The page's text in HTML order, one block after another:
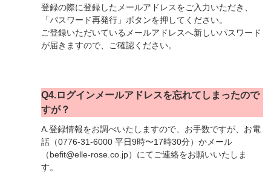
登録の際に登録したメールアドレスをご入力いただき、
「パスワード再発行」ボタンを押してください。
ご登録いただいているメールアドレスへ新しいパスワード
が届きますので、ご確認ください。
Q4.ログインメールアドレスを忘れてしまったので
すが？
A.登録情報をお調べいたしますので、お手数ですが、お電
話（0776-31-6000 平日9時〜17時30分）かメール
（befit@elle-rose.co.jp）にてご連絡をお願いいたしま
す。